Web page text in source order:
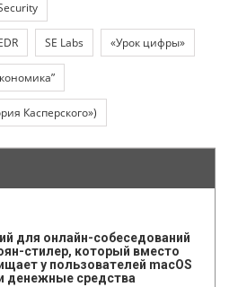
SE Labs «Урок цифры»
Касперского»)
для онлайн-собеседований
стилер, который вместо
у пользователей macOS
денежные средства